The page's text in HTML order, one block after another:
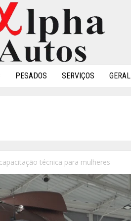
PESADOS SERVIÇOS GERAL
técnica para mulheres